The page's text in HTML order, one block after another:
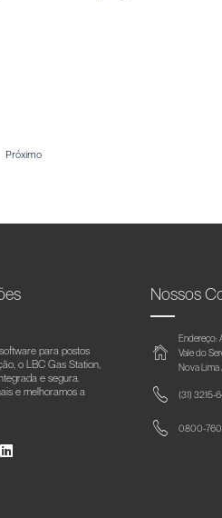
Próximo
para postos
o LBC Gas Station,
e segura.
e melhoramos a
Nossos
Endereço:
Vale do
Nova
(31) 3215-
0800-